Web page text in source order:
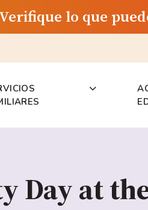
Verifique lo que
Day at